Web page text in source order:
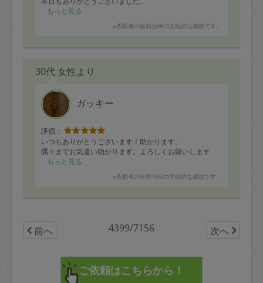
もっと見る
※依頼者の依頼当時の主観的な感想です。
30代 女性より
ガッキー
評価：
いつもありがとうございます！助かります。
隅々までお気遣い助かります。よろしくお願いします
もっと見る
※依頼者の依頼当時の主観的な感想です。
前へ 4399/7156 次へ